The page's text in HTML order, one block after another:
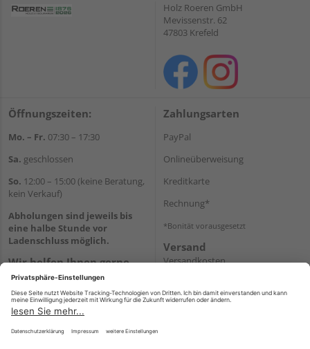
Holz Roeren GmbH
Mevissenstr. 62
47803 Krefeld
Öffnungszeiten:
Mo. – Fr. 07:30 – 17:30
Sa. geschlossen
So. 12:00 – 15:00 (keine Beratung,
kein Verkauf)
Abholungen sind jeweils bis
eine halbe Stunde vor
Ladenschluss möglich.
Wir helfen Ihnen gerne
weiter
Tel.:+49 2151 8787-70
E-Mail:onlineshop@holz-
roeren.de
Zahlungsarten
PayPal
Onlineüberweisung
Kreditkarte
Rechnung*
*Bonität vorausgesetzt
Versand
Versandkosten